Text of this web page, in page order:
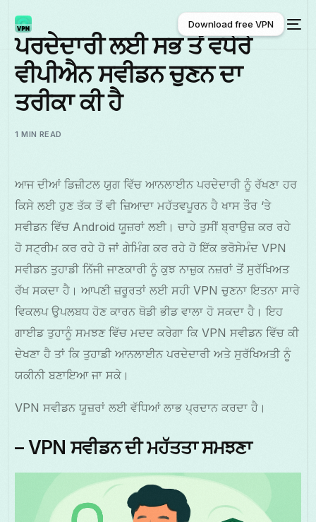
ਪੰਜਾਬੀ
Download free VPN
Download free VPN
ਪਰਦੇਦਾਰੀ ਲਈ ਸਭ ਤੋਂ ਵਧੇਰੇ
ਵੀਪੀਐਨ ਸਵੀਡਨ ਚੁਣਨ ਦਾ
ਤਰੀਕਾ ਕੀ ਹੈ
1 MIN READ
ਆਜ ਦੀਆਂ ਡਿਜ਼ੀਟਲ ਯੁਗ ਵਿੱਚ ਆਨਲਾਈਨ ਪਰਦੇਦਾਰੀ ਨੂੰ ਰੱਖਣਾ ਹਰ
ਕਿਸੇ ਲਈ ਹੁਣ ਤੱਕ ਤੋਂ ਵੀ ਜ਼ਿਆਦਾ ਮਹੱਤਵਪੂਰਨ ਹੈ ਖਾਸ ਤੌਰ ‘ਤੇ
ਸਵੀਡਨ ਵਿੱਚ Android ਯੂਜ਼ਰਾਂ ਲਈ। ਚਾਹੇ ਤੁਸੀਂ ਬ੍ਰਾਉਜ਼ ਕਰ ਰਹੇ
ਹੋ ਸਟ੍ਰੀਮ ਕਰ ਰਹੇ ਹੋ ਜਾਂ ਗੇਮਿੰਗ ਕਰ ਰਹੇ ਹੋ ਇੱਕ ਭਰੋਸੇਮੰਦ VPN
ਸਵੀਡਨ ਤੁਹਾਡੀ ਨਿੱਜੀ ਜਾਣਕਾਰੀ ਨੂੰ ਕੁਝ ਨਾਜ਼ੁਕ ਨਜ਼ਰਾਂ ਤੋਂ ਸੁਰੱਖਿਅਤ
ਰੱਖ ਸਕਦਾ ਹੈ। ਆਪਣੀ ਜ਼ਰੂਰਤਾਂ ਲਈ ਸਹੀ VPN ਚੁਣਨਾ ਇਤਨਾ ਸਾਰੇ
ਵਿਕਲਪ ਉਪਲਬਧ ਹੋਣ ਕਾਰਨ ਥੋਡੀ ਭੀਡ ਵਾਲਾ ਹੋ ਸਕਦਾ ਹੈ। ਇਹ
ਗਾਈਡ ਤੁਹਾਨੂੰ ਸਮਝਣ ਵਿੱਚ ਮਦਦ ਕਰੇਗਾ ਕਿ VPN ਸਵੀਡਨ ਵਿੱਚ ਕੀ
ਦੇਖਣਾ ਹੈ ਤਾਂ ਕਿ ਤੁਹਾਡੀ ਆਨਲਾਈਨ ਪਰਦੇਦਾਰੀ ਅਤੇ ਸੁਰੱਖਿਅਤੀ ਨੂੰ
ਯਕੀਨੀ ਬਣਾਇਆ ਜਾ ਸਕੇ।
VPN ਸਵੀਡਨ ਯੂਜ਼ਰਾਂ ਲਈ ਵੱਧਿਆਂ ਲਾਭ ਪ੍ਰਦਾਨ ਕਰਦਾ ਹੈ।
– VPN ਸਵੀਡਨ ਦੀ ਮਹੱਤਤਾ ਸਮਝਣਾ